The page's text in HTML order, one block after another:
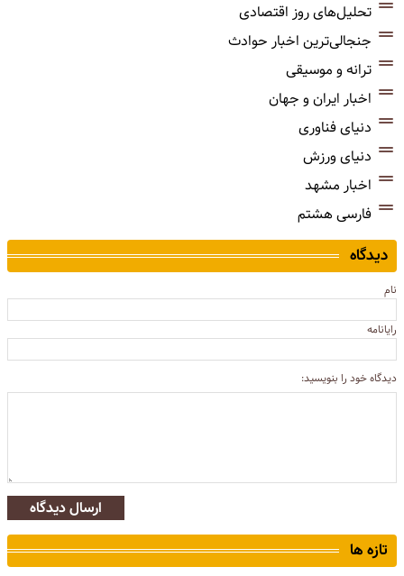
تحلیل‌های روز اقتصادی
جنجالی‌ترین اخبار حوادث
ترانه و موسیقی
اخبار ایران و جهان
دنیای فناوری
دنیای ورزش
اخبار مشهد
فارسی هشتم
دیدگاه
نام
رایانامه
دیدگاه خود را بنویسید:
ارسال دیدگاه
تازه ها